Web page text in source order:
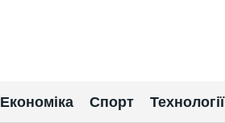
Економіка Спорт Технології